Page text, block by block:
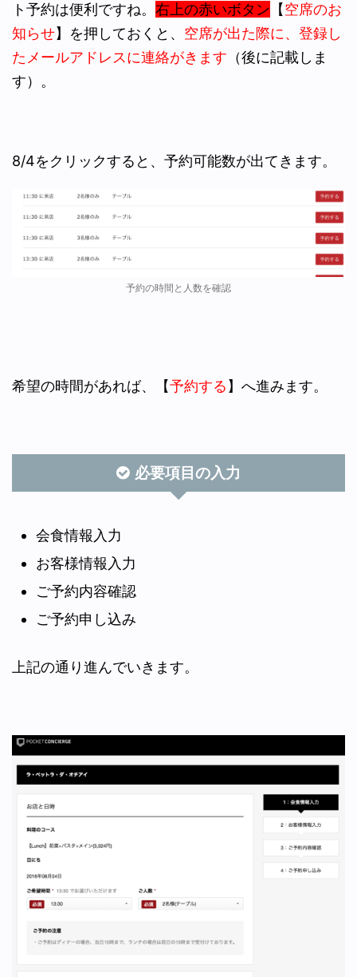
ト予約は便利ですね。 右上の赤いボタン 【空席のお
知らせ】を押しておくと、 空席が出た際に、登録し
たメールアドレスに連絡がきます （後に記載しま
す）。
8/4をクリックすると、予約可能数が出てきます。
予約の時間と人数を確認
希望の時間があれば、【予約する】へ進みます。
必要項目の入力
会食情報入力
お客様情報入力
ご予約内容確認
ご予約申し込み
上記の通り進んでいきます。